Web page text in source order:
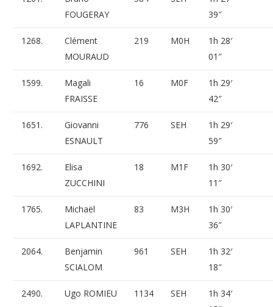
FOUGERAY
39″
1268.
Clément
MOURAUD
219 M0H
1h 28′
01″
1599.
Magali
FRAISSE
16 M0F
1h 29′
42″
1651.
Giovanni
ESNAULT
776 SEH
1h 29′
59″
1692.
Elisa
ZUCCHINI
18 M1F
1h 30′
11″
1765.
Michaël
LAPLANTINE
83 M3H
1h 30′
36″
2064.
Benjamin
SCIALOM
961 SEH
1h 32′
18″
2490. Ugo ROMIEU 1134 SEH
1h 34′